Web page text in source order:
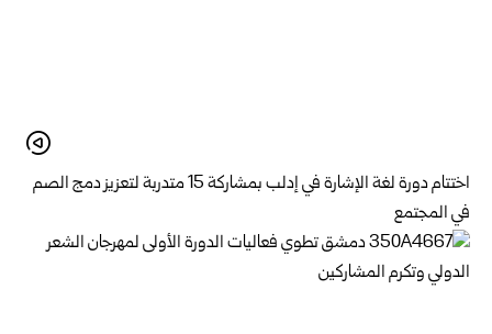
اختتام دورة لغة الإشارة في إدلب بمشاركة 15 متدربة لتعزيز دمج الصم
في المجتمع